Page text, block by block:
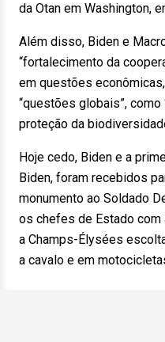
da Otan em Washington,
Além disso, Biden e
“fortalecimento da
em questões
“questões globais”,
proteção da
Hoje cedo, Biden e a
Biden, foram recebidos
monumento ao Soldado
os chefes de Estado
a Champs-Élysées
a cavalo e em